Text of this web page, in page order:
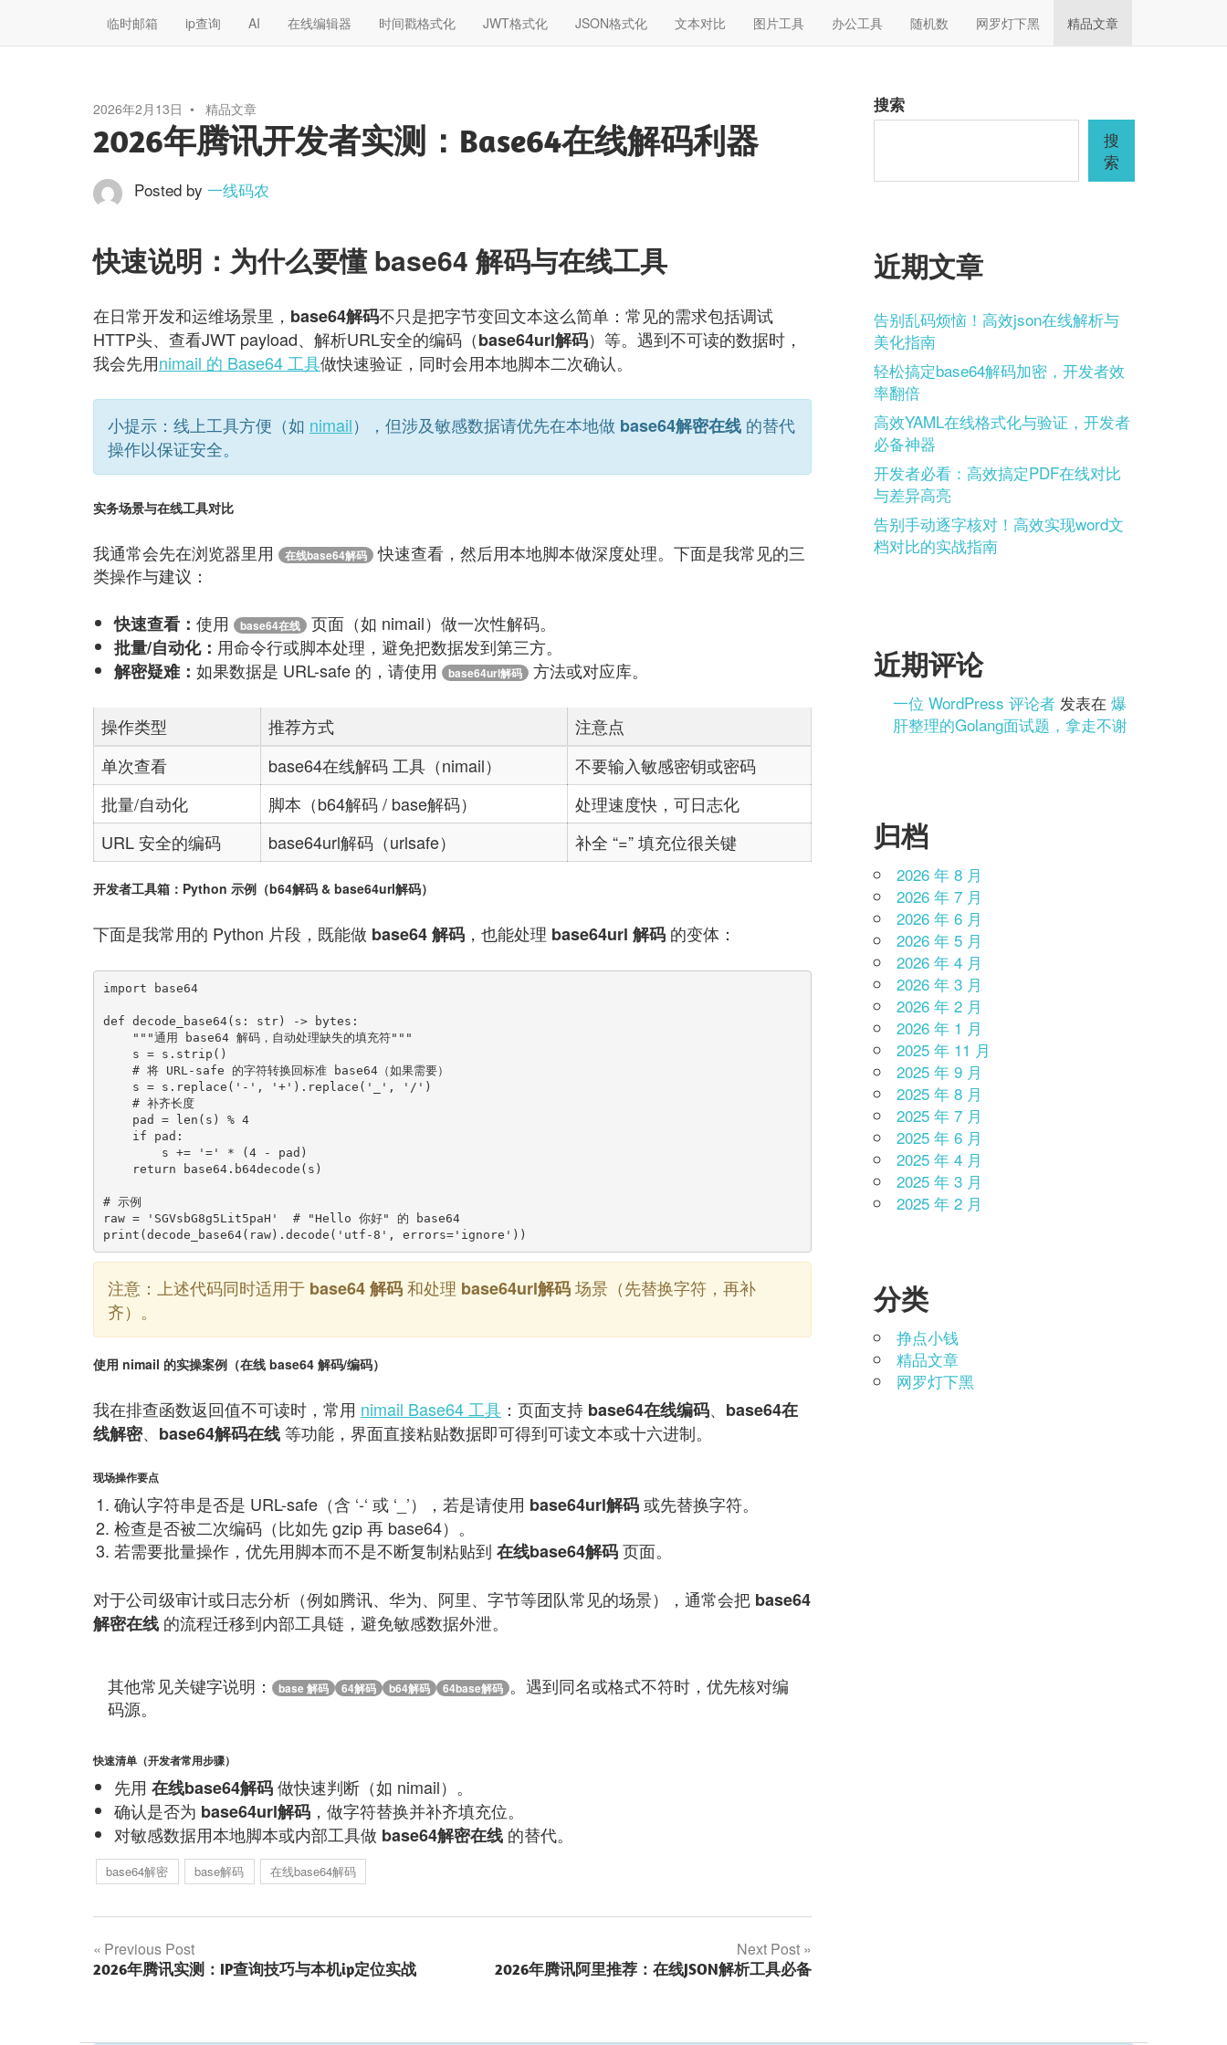
临时邮箱 ip查询 AI 在线编辑器 时间戳格式化 JWT格式化 JSON格式化 文本对比 图片工具 办公工具 随机数 网罗灯下黑 精品文章
2026年2月13日 精品文章
2026年腾讯开发者实测：Base64在线解码利器
Posted by 一线码农
快速说明：为什么要懂 base64 解码与在线工具
在日常开发和运维场景里， base64解码不只是把字节变回文本这么简单：常见的需求包括调试
HTTP头、查看JWT payload、解析URL安全的编码（base64url解码）等。遇到不可读的数据时，
我会先用nimail 的 Base64 工具做快速验证，同时会用本地脚本二次确认。
小提示：线上工具方便（如 nimail），但涉及敏感数据请优先在本地做 base64解密在线 的替代
操作以保证安全。
实务场景与在线工具对比
我通常会先在浏览器里用 在线base64解码
快速查看，然后用本地脚本做深度处理。下面是我常见的三
类操作与建议：
快速查看： 使用 base64在线 页面（如 nimail）做一次性解码。
批量/自动化： 用命令行或脚本处理，避免把数据发到第三方。
解密疑难： 如果数据是 URL-safe 的，请使用 base64url解码 方法或对应库。
操作类型 推荐方式
注意点
单次查看
base64在线解码 工具（nimail）
不要输入敏感密钥或密码
批量/自动化
脚本（b64解码 / base解码）
处理速度快，可日志化
URL 安全的编码
base64url解码（urlsafe） 补全 “=” 填充位很关键
开发者工具箱：Python 示例（b64解码 & base64url解码）
下面是我常用的 Python 片段，既能做 base64 解码 ，也能处理 base64url 解码 的变体：
import base64
def decode_base64(s: str) -> bytes:
# 示例
raw = 'SGVsbG8g5Lit5paH'  # "Hello 你好" 的 base64
注意：上述代码同时适用于 base64 解码和处理 base64url解码场景（先替换字符，再补
齐）。
使用 nimail 的实操案例（在线 base64 解码/编码）
我在排查函数返回值不可读时，常用 nimail Base64 工具 ：页面支持 base64在线编码、 base64在
线解密、 base64解码在线等功能，界面直接粘贴数据即可得到可读文本或十六进制。
现场操作要点
确认字符串是否是 URL-safe（含 ‘-‘ 或 ‘_’），若是请使用 base64url解码或先替换字符。
检查是否被二次编码（比如先 gzip 再 base64）。
若需要批量操作，优先用脚本而不是不断复制粘贴到 在线base64解码页面。
对于公司级审计或日志分析（例如腾讯、华为、阿里、字节等团队常见的场景），通常会把 base64
解密在线 的流程迁移到内部工具链，避免敏感数据外泄。
其他常见关键字说明： base 解码 64解码 b64解码 64base解码 。遇到同名或格式不符时，优先核对编
码源。
快速清单（开发者常用步骤）
先用 在线base64解码做快速判断（如 nimail）。
确认是否为 base64url解码，做字符替换并补齐填充位。
对敏感数据用本地脚本或内部工具做 base64解密在线的替代。
base64解密 base解码 在线base64解码
文
导
Previous Post
2026年腾讯实测：IP查询技巧与本机ip定位实战
Next Post
2026年腾讯阿里推荐：在线JSON解析工具必备
搜索
搜
索
近期文章
告别乱码烦恼！高效json在线解析与
美化指南
轻松搞定base64解码加密，开发者效
率翻倍
高效YAML在线格式化与验证，开发者
必备神器
开发者必看：高效搞定PDF在线对比
与差异高亮
告别手动逐字核对！高效实现word文
档对比的实战指南
近期评论
一位 WordPress 评论者 发表在爆
肝整理的Golang面试题，拿走不谢
归档
2026 年 8 月
2026 年 7 月
2026 年 6 月
2026 年 5 月
2026 年 4 月
2026 年 3 月
2026 年 2 月
2026 年 1 月
2025 年 11 月
2025 年 9 月
2025 年 8 月
2025 年 7 月
2025 年 6 月
2025 年 4 月
2025 年 3 月
2025 年 2 月
分类
挣点小钱
精品文章
网罗灯下黑